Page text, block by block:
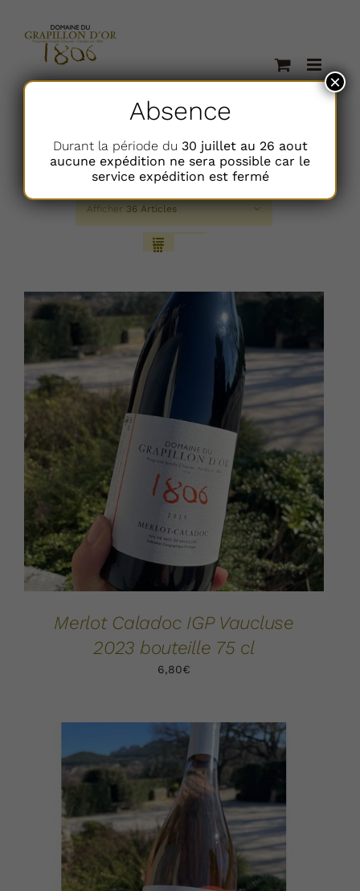
contenu
Trier parPrix
Afficher 36 Articles
AJOUTER AU PANIER DÉTAILS
Merlot Caladoc IGP Vaucluse
2023 bouteille 75 cl
6,80€
AJOUTER AU PANIER DÉTAILS
Absence
Durant la période du 30 juillet au 26 aout
aucune expédition ne sera possible car le
service expédition est fermé
×